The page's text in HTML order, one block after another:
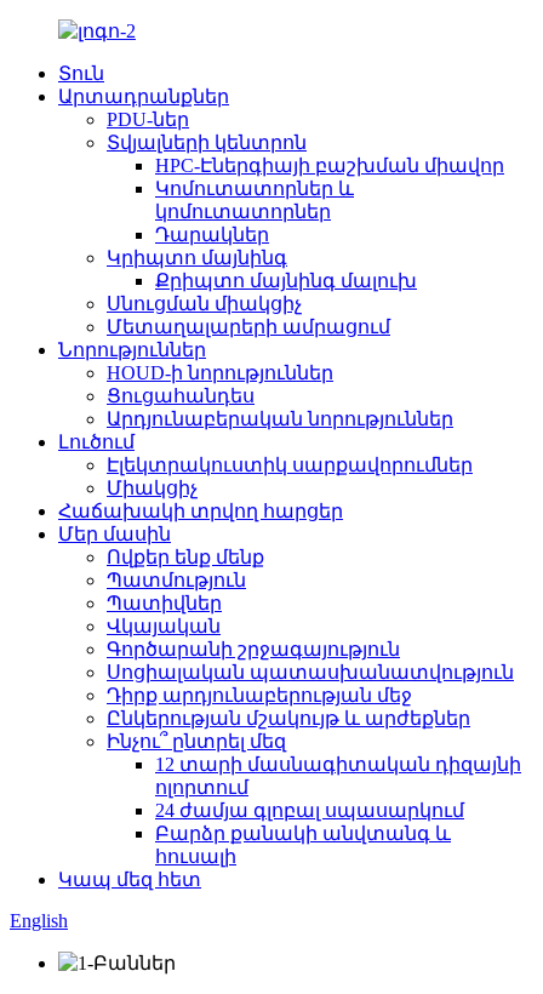
Տուն
Արտադրանքներ
PDU-ներ
Տվյալների կենտրոն
HPC-Էներգիայի բաշխման միավոր
Կոմուտատորներ և
կոմուտատորներ
Դարակներ
Կրիպտո մայնինգ
Քրիպտո մայնինգ մալուխ
Սնուցման միակցիչ
Մետաղալարերի ամրացում
Նորություններ
HOUD-ի նորություններ
Ցուցահանդես
Արդյունաբերական նորություններ
Լուծում
Էլեկտրակուստիկ սարքավորումներ
Միակցիչ
Հաճախակի տրվող հարցեր
Մեր մասին
Ովքեր ենք մենք
Պատմություն
Պատիվներ
Վկայական
Գործարանի շրջագայություն
Սոցիալական պատասխանատվություն
Դիրք արդյունաբերության մեջ
Ընկերության մշակույթ և արժեքներ
Ինչու՞ ընտրել մեզ
12 տարի մասնագիտական ​​դիզայնի
ոլորտում
24 ժամյա գլոբալ սպասարկում
Բարձր քանակի անվտանգ և
հուսալի
Կապ մեզ հետ
English